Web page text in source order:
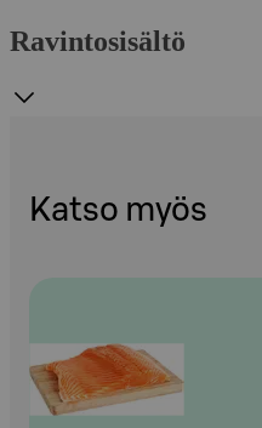
Ravintosisältö
Katso myös